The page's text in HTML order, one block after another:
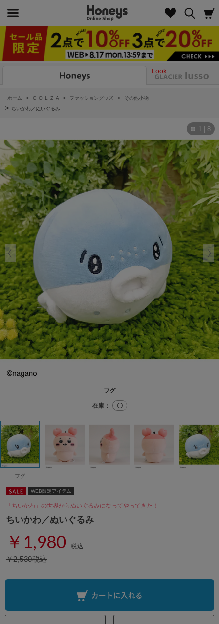
Look
ホーム > C･O･L･Z･A > ファッショングッズ > その他小物
> ちいかわ／ぬいぐるみ
1 | 8
フグ
在庫： 〇
フグ
WEB限定アイテム
「ちいかわ」の世界からぬいぐるみになってやってきた！
ちいかわ／ぬいぐるみ
￥1,980 税込
￥2,530税込